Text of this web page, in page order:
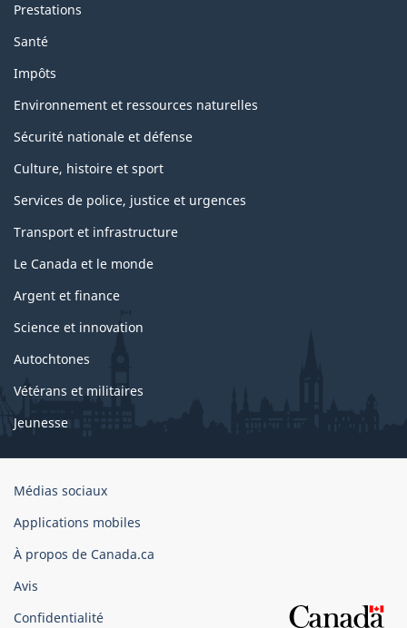
Prestations
Santé
Impôts
Environnement et ressources naturelles
Sécurité nationale et défense
Culture, histoire et sport
Services de police, justice et urgences
Transport et infrastructure
Le Canada et le monde
Argent et finance
Science et innovation
Autochtones
Vétérans et militaires
Jeunesse
Organisation
gouvernement
du
Canada
Médias sociaux
Applications mobiles
À propos de Canada.ca
Avis
Confidentialité